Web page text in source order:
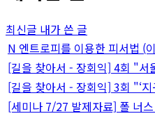
지
매
김
최신글 내가 쓴 글
N 엔트로피를 이용한 피서법 (
[길을 찾아서 - 장회익] 4회 "서
[길을 찾아서 - 장회익] 3회 "‘
[세미나 7/27 발제자료] 폴 너